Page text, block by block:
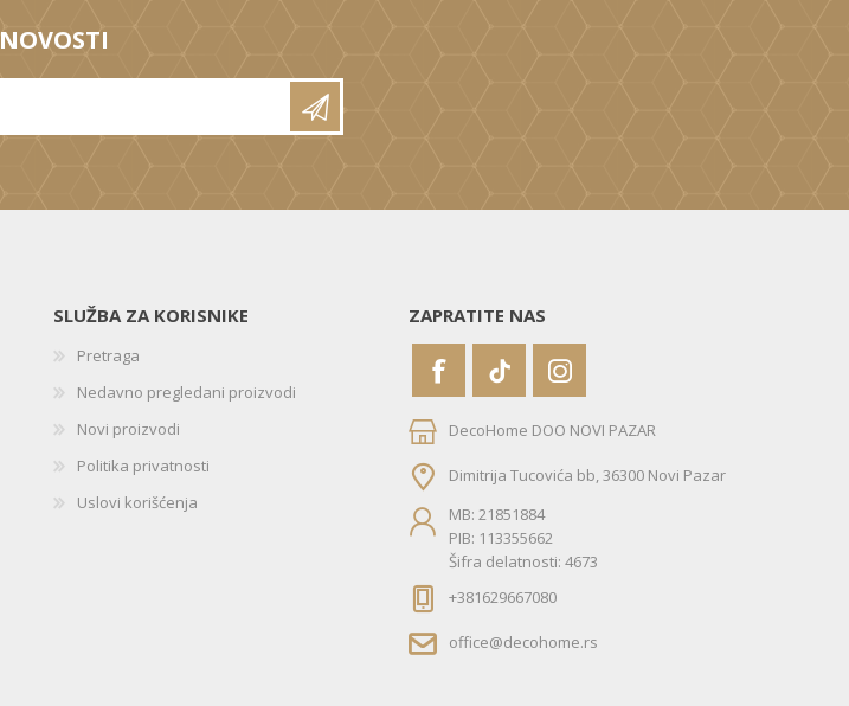
NOVOSTI
SLUŽBA ZA KORISNIKE
Pretraga
Nedavno pregledani proizvodi
Novi proizvodi
Politika privatnosti
Uslovi korišćenja
ZAPRATITE NAS
DecoHome DOO NOVI PAZAR
Dimitrija Tucovića bb, 36300 Novi Pazar
MB: 21851884
PIB: 113355662
Šifra delatnosti: 4673
+381629667080
office@decohome.rs